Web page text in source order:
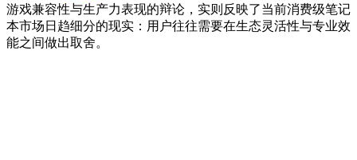
游戏兼容性与生产力表现的辩论，实则反映了当前消费级笔记
本市场日趋细分的现实：用户往往需要在生态灵活性与专业效
能之间做出取舍。